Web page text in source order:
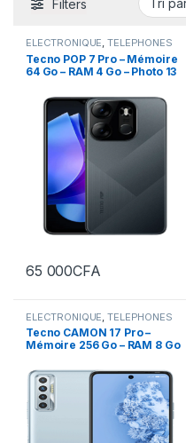
Filters
ELECTRONIQUE,TELEPHONES
Tecno POP 7 Pro – Mémoire
64 Go – RAM 4 Go – Photo 13
65 000CFA
ELECTRONIQUE ,TELEPHONES
Tecno CAMON 17 Pro –
Mémoire 256 Go – RAM 8 Go